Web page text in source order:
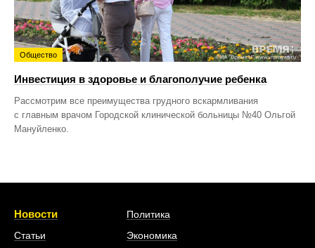
Общество
Инвестиция в здоровье и благополучие ребенка
Рассмотрим все преимущества грудного вскармливания
с главным врачом Городской клинической больницы №40 Ольгой
Мануйленко.
Новости
Статьи
Политика
Экономика